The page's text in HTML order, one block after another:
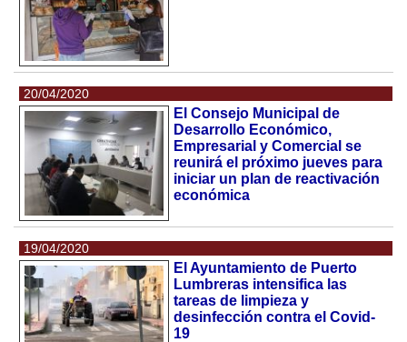
20/04/2020
El Consejo Municipal de
Desarrollo Económico,
Empresarial y Comercial se
reunirá el próximo jueves para
iniciar un plan de reactivación
económica
19/04/2020
El Ayuntamiento de Puerto
Lumbreras intensifica las
tareas de limpieza y
desinfección contra el Covid-
19